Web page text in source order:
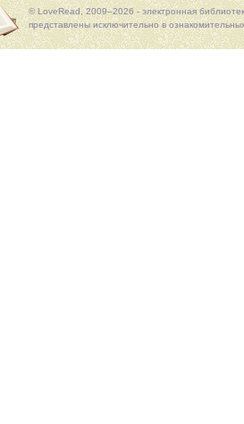
© LoveRead, 2009–2026 - электронная
представлены исключительно в